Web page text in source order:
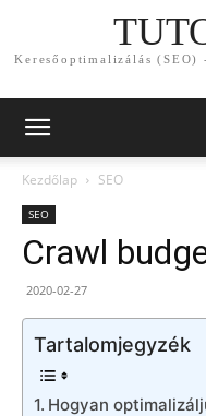
Keresőoptimalizálás (SEO)
Kezdőlap SEO
SEO
Crawl
2020-02-27
Tartalomjegyzék
Hogyan